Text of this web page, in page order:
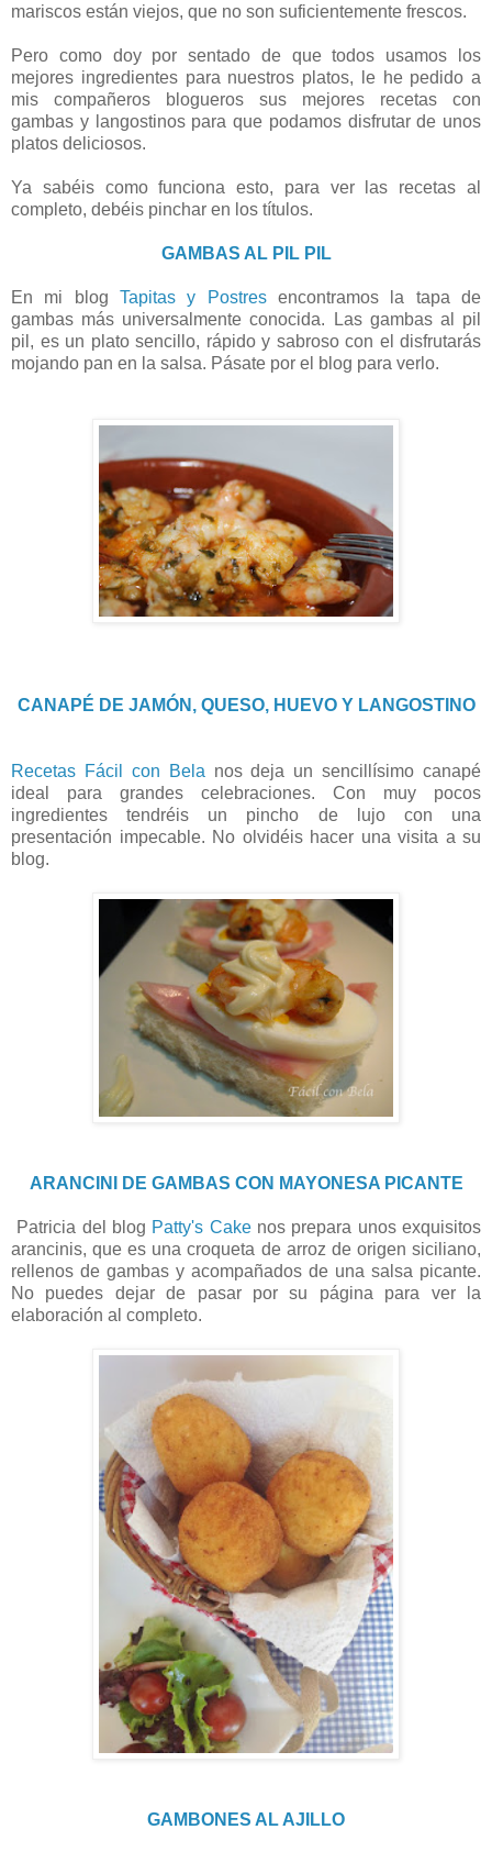
mariscos están viejos, que no son suficientemente frescos.
Pero como doy por sentado de que todos usamos los
mejores ingredientes para nuestros platos, le he pedido a
mis compañeros blogueros sus mejores recetas con
gambas y langostinos para que podamos disfrutar de unos
platos deliciosos.
Ya sabéis como funciona esto, para ver las recetas al
completo, debéis pinchar en los títulos.
GAMBAS AL PIL PIL
En mi blog Tapitas y Postresencontramos la tapa de
gambas más universalmente conocida. Las gambas al pil
pil, es un plato sencillo, rápido y sabroso con el disfrutarás
mojando pan en la salsa. Pásate por el blog para verlo.
CANAPÉ DE JAMÓN, QUESO, HUEVO Y LANGOSTINO
Recetas Fácil con Bela nos deja un sencillísimo canapé
ideal para grandes celebraciones. Con muy pocos
ingredientes tendréis un pincho de lujo con una
presentación impecable. No olvidéis hacer una visita a su
blog.
ARANCINI DE GAMBAS CON MAYONESA PICANTE
Patricia del blog Patty's Cakenos prepara unos exquisitos
arancinis, que es una croqueta de arroz de origen siciliano,
rellenos de gambas y acompañados de una salsa picante.
No puedes dejar de pasar por su página para ver la
elaboración al completo.
GAMBONES AL AJILLO